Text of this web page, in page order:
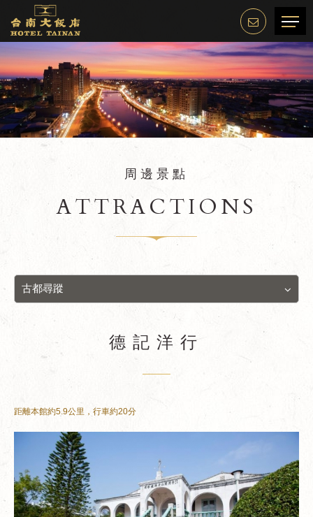
周邊景點
ATTRACTIONS
古都尋蹤
德記洋行
距離本館約5.9公里，行車約20分